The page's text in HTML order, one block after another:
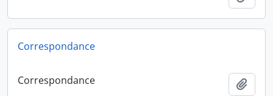
Correspondance
Correspondance